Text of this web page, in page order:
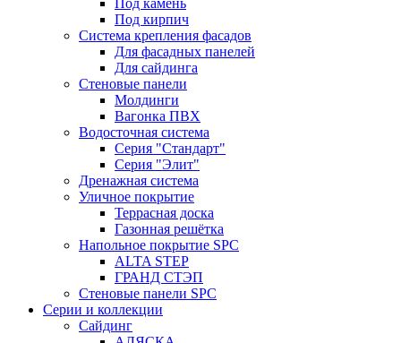
Под камень
Под кирпич
Система крепления фасадов
Для фасадных панелей
Для сайдинга
Стеновые панели
Молдинги
Вагонка ПВХ
Водосточная система
Серия "Стандарт"
Серия "Элит"
Дренажная система
Уличное покрытие
Террасная доска
Газонная решётка
Напольное покрытие SPC
ALTA STEP
ГРАНД СТЭП
Стеновые панели SPC
Серии и коллекции
Сайдинг